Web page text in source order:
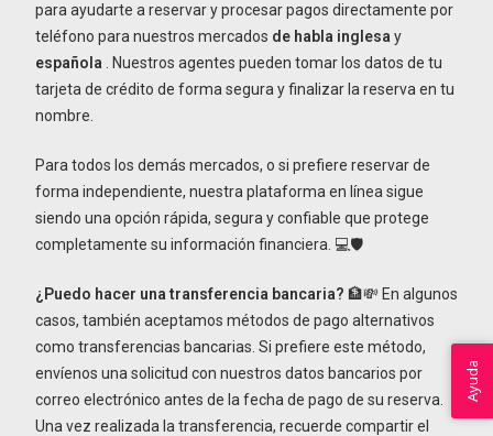
para ayudarte a reservar y procesar pagos directamente por
teléfono para nuestros mercados de habla inglesa y
española . Nuestros agentes pueden tomar los datos de tu
tarjeta de crédito de forma segura y finalizar la reserva en tu
nombre.
Para todos los demás mercados, o si prefiere reservar de
forma independiente, nuestra plataforma en línea sigue
siendo una opción rápida, segura y confiable que protege
completamente su información financiera. 💻🛡️
¿Puedo hacer una transferencia bancaria? 🏦💸 En algunos
casos, también aceptamos métodos de pago alternativos
como transferencias bancarias. Si prefiere este método,
envíenos una solicitud con nuestros datos bancarios por
correo electrónico antes de la fecha de pago de su reserva.
Una vez realizada la transferencia, recuerde compartir el
Ayuda